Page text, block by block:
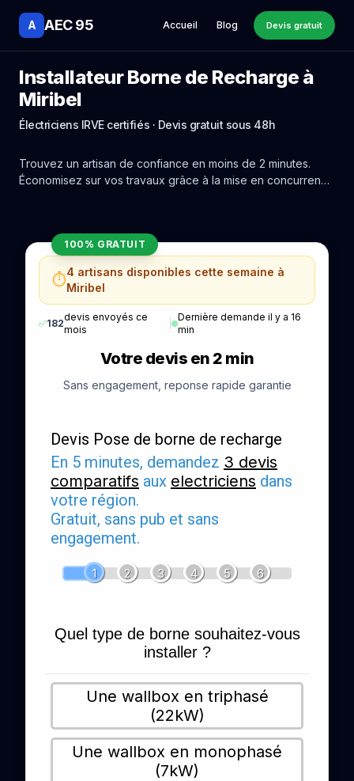
A AEC 95 Accueil Blog Devis gratuit
Installateur Borne de Recharge à
Miribel
Électriciens IRVE certifiés · Devis gratuit sous 48h
Trouvez un artisan de confiance en moins de 2 minutes.
Économisez sur vos travaux grâce à la mise en concurrence
100% GRATUIT
⏱️4 artisans disponibles cette semaine à
Miribel
✅182
devis envoyés ce
mois
|
Dernière demande il y a 16
min
Votre devis en 2 min
Sans engagement, reponse rapide garantie
Devis Pose de borne de recharge
En 5 minutes, demandez 3 devis
comparatifs aux electriciens dans
votre région.
Gratuit, sans pub et sans
engagement.
1 2 3 4 5 6
Quel type de borne souhaitez-vous
installer ?
Une wallbox en triphasé
(22kW)
Une wallbox en monophasé
(7kW)